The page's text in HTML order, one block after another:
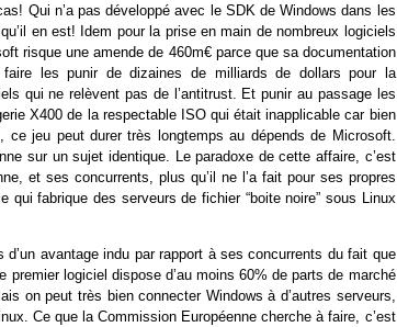
Qui n’a pas développé avec le SDK de Windows dans les
en est! Idem pour la prise en main de nombreux logiciels
risque une amende de 460m€ parce que sa documentation
faire les punir de dizaines de milliards de dollars pour la
qui ne relèvent pas de l’antitrust. Et punir au passage les
X400 de la respectable ISO qui était inapplicable car bien
ce jeu peut durer très longtemps au dépends de Microsoft.
sur un sujet identique. Le paradoxe de cette affaire, c’est
et ses concurrents, plus qu’il ne l’a fait pour ses propres
fabrique des serveurs de fichier “boite noire” sous Linux
d’un avantage indu par rapport à ses concurrents du fait que
logiciel dispose d’au moins 60% de parts de marché
on peut très bien connecter Windows à d’autres serveurs,
Ce que la Commission Européenne cherche à faire, c’est